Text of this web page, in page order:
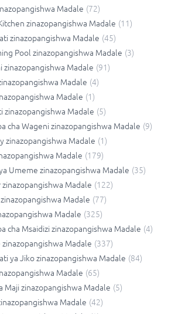
Madale (72)
zinazopangishwa Madale (11)
zinazopangishwa Madale (45)
Pool zinazopangishwa Madale (3)
zinazopangishwa Madale (91)
Madale (4)
Madale (1)
zinazopangishwa Madale (5)
cha Wageni zinazopangishwa Madale (9)
zinazopangishwa Madale (1)
Madale (179)
Umeme zinazopangishwa Madale (35)
Madale (122)
Madale (77)
Madale (325)
cha Msaidizi zinazopangishwa Madale (4)
Madale (337)
ya Jiko zinazopangishwa Madale (84)
Madale (65)
Maji zinazopangishwa Madale (5)
Madale (42)